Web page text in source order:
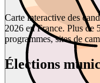
Carte interactive des
2026 en France. Plus de
programmes, sites de
Élections